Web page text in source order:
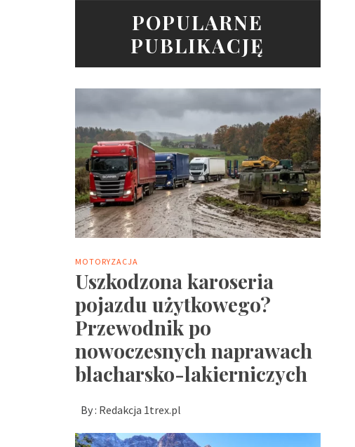
POPULARNE
PUBLIKACJĘ
MOTORYZACJA
Uszkodzona karoseria
pojazdu użytkowego?
Przewodnik po
nowoczesnych naprawach
blacharsko-lakierniczych
By : Redakcja 1trex.pl